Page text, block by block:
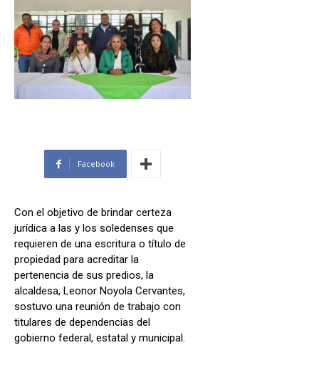
Facebook
Con el objetivo de brindar certeza
jurídica a las y los soledenses que
requieren de una escritura o título de
propiedad para acreditar la
pertenencia de sus predios, la
alcaldesa, Leonor Noyola Cervantes,
sostuvo una reunión de trabajo con
titulares de dependencias del
gobierno federal, estatal y municipal.